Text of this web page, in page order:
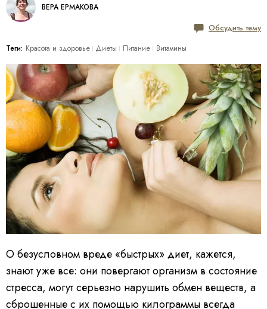
ВЕРА ЕРМАКОВА
Обсудить тему
Теги: Красота и здоровье Диеты Питание Витамины
О безусловном вреде «быстрых» диет, кажется,
знают уже все: они повергают организм в состояние
стресса, могут серьезно нарушить обмен веществ, а
сброшенные с их помощью килограммы всегда